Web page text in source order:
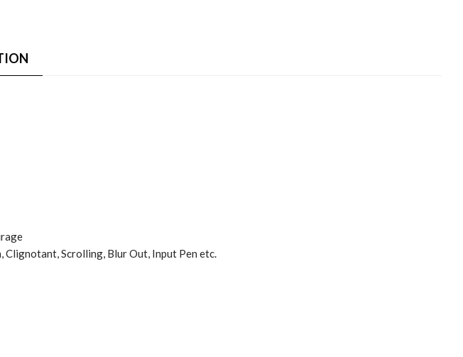
Clignotant, Scrolling, Blur Out, Input Pen etc.